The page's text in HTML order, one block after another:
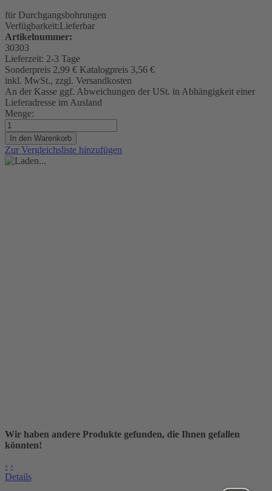
für Durchgangsbohrungen
Verfügbarkeit:Lieferbar
Artikelnummer:
30303
Lieferzeit: 2-3 Tage
Sonderpreis 2,99 € Katalogpreis 3,56 €
inkl. MwSt., zzgl. Versandkosten
An der Kasse ggf. Abweichungen der USt. in Abhängigkeit einer
Lieferadresse im Ausland
Menge:
In den Warenkorb
Zur Vergleichsliste hinzufügen
Wir haben andere Produkte gefunden, die Ihnen gefallen
könnten!
‹ ›
Details